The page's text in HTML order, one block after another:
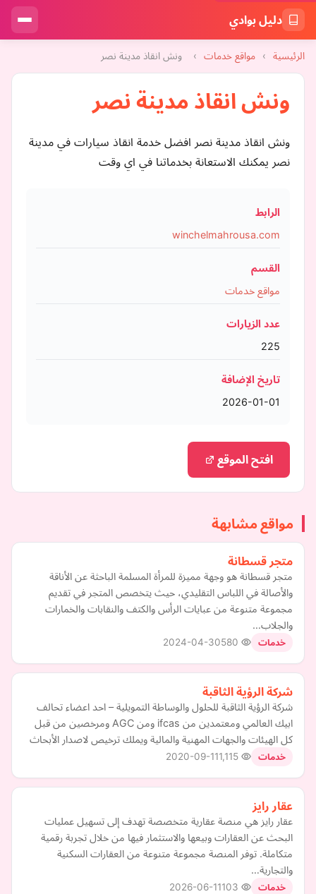
دليل بوادي
الرئيسية › مواقع خدمات › ونش انقاذ مدينة نصر
ونش انقاذ مدينة نصر
ونش انقاذ مدينة نصر افضل خدمة انقاذ سيارات في مدينة
نصر يمكنك الاستعانة بخدماتنا في اي وقت
الرابط
winchelmahrousa.com
القسم
مواقع خدمات
عدد الزيارات
225
تاريخ الإضافة
2026-01-01
افتح الموقع
مواقع مشابهة
متجر قسطانة
متجر قسطانة هو وجهة مميزة للمرأة المسلمة الباحثة عن الأناقة
والأصالة في اللباس التقليدي، حيث يتخصص المتجر في تقديم
مجموعة متنوعة من عبايات الرأس والكتف والنقابات والخمارات
والجلاب…
خدمات 2024-04-30
شركة الرؤية الثاقبة
شركة الرؤية الثاقبة للحلول والوساطة التمويلية – احد اعضاء تحالف
ابيك العالمي ومعتمدين من ifcas ومن AGC ومرخصين من قبل
كل الهيئات والجهات المهنية والمالية ويملك ترخيص لاصدار الأبحاث
خدمات 2020-09-11
عقار رايز
عقار رايز هي منصة عقارية متخصصة تهدف إلى تسهيل عمليات
البحث عن العقارات وبيعها والاستثمار فيها من خلال تجربة رقمية
متكاملة. توفر المنصة مجموعة متنوعة من العقارات السكنية
والتجارية…
خدمات 2026-06-11